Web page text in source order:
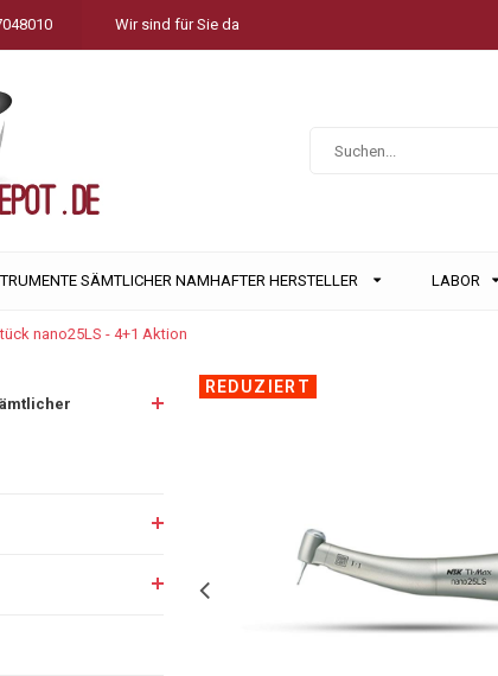
Wir sind für Sie da
SÄMTLICHER NAMHAFTER HERSTELLER LABOR
nano25LS - 4+1 Aktion
REDUZIERT